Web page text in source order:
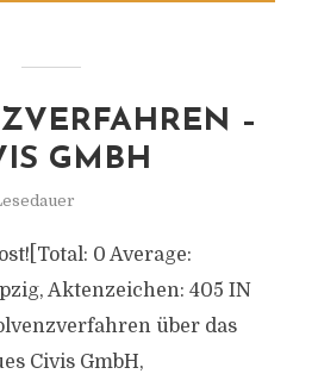
–
GMBH
0 Average:
Aktenzeichen: 405 IN
über das
Civis GmbH,